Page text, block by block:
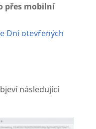
přes mobilní
Dni otevřených
následující